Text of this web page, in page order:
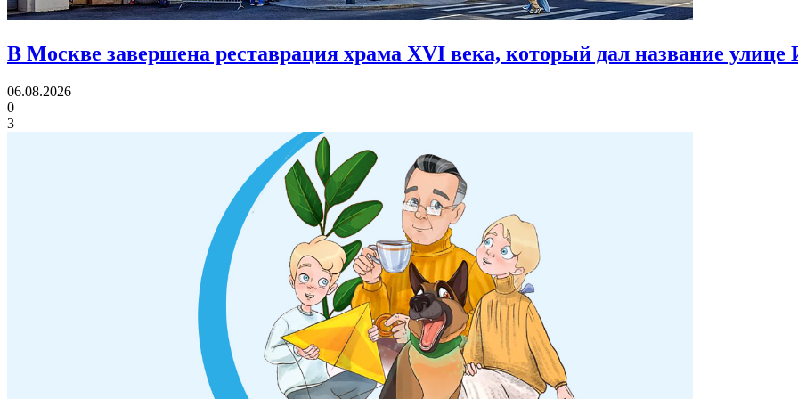
В Москве завершена реставрация храма XVI века, который дал название улице
06.08.2026
0
3